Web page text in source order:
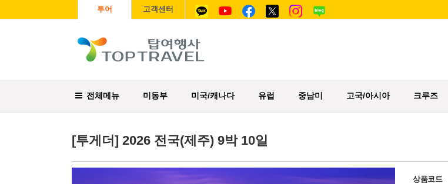
투어 고객센터
전체메뉴 미동부 미국/캐나다 유럽 중남미 고국/아시아 크루즈
[투게더] 2026 전국(제주) 9박 10일
상품코드